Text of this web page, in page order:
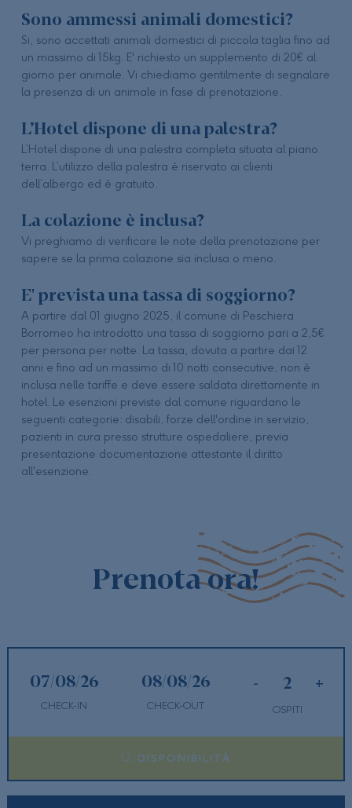
Sono ammessi animali domestici?
Si, sono accettati animali domestici di piccola taglia fino ad
un massimo di 15kg. E' richiesto un supplemento di 20€ al
giorno per animale. Vi chiediamo gentilmente di segnalare
la presenza di un animale in fase di prenotazione.
L’Hotel dispone di una palestra?
L’Hotel dispone di una palestra completa situata al piano
terra. L’utilizzo della palestra è riservato ai clienti
dell’albergo ed è gratuito.
La colazione è inclusa?
Vi preghiamo di verificare le note della prenotazione per
sapere se la prima colazione sia inclusa o meno.
E' prevista una tassa di soggiorno?
A partire dal 01 giugno 2025, il comune di Peschiera
Borromeo ha introdotto una tassa di soggiorno pari a 2,5€
per persona per notte. La tassa, dovuta a partire dai 12
anni e fino ad un massimo di 10 notti consecutive, non è
inclusa nelle tariffe e deve essere saldata direttamente in
hotel. Le esenzioni previste dal comune riguardano le
seguenti categorie: disabili, forze dell'ordine in servizio,
pazienti in cura presso strutture ospedaliere, previa
presentazione documentazione attestante il diritto
all'esenzione.
Prenota ora!
CHECK-IN CHECK-OUT
- +
OSPITI
DISPONIBILITÀ